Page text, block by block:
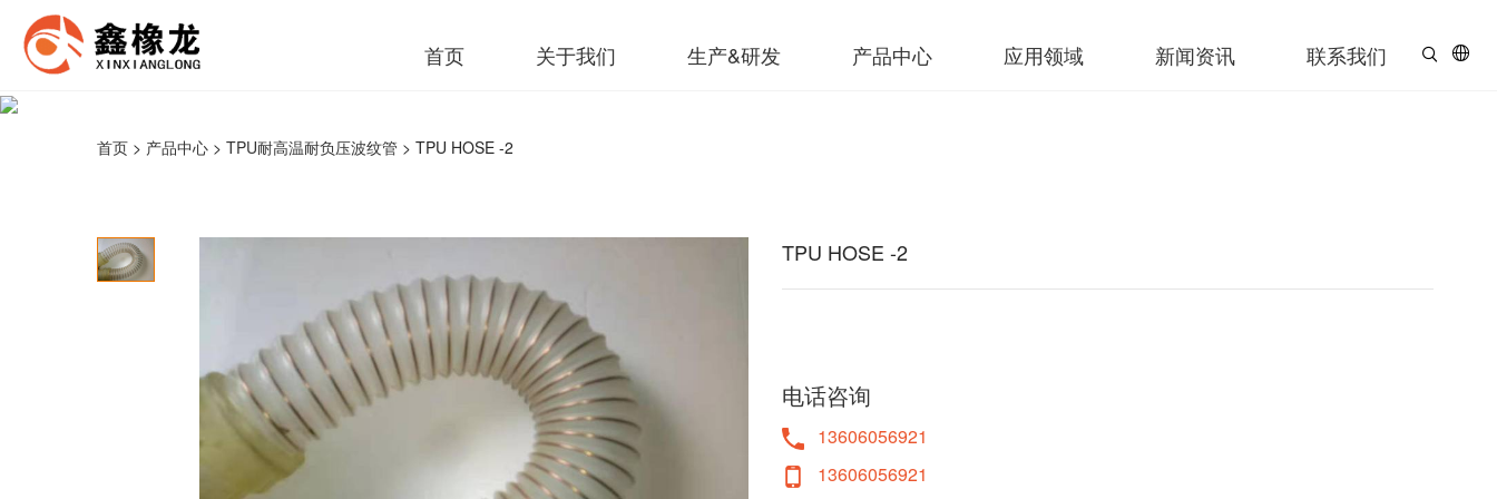
首页 关于我们 生产&研发 产品中心 应用领域 新闻资讯 联系我们
首页 > 产品中心 > TPU耐高温耐负压波纹管 > TPU HOSE -2
TPU HOSE -2
电话咨询
13606056921
13606056921